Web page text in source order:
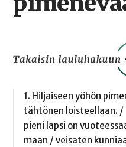
1. Hiljaiseen yöhön
tähtönen loisteellaan. /
pieni lapsi on
maan / veisaten